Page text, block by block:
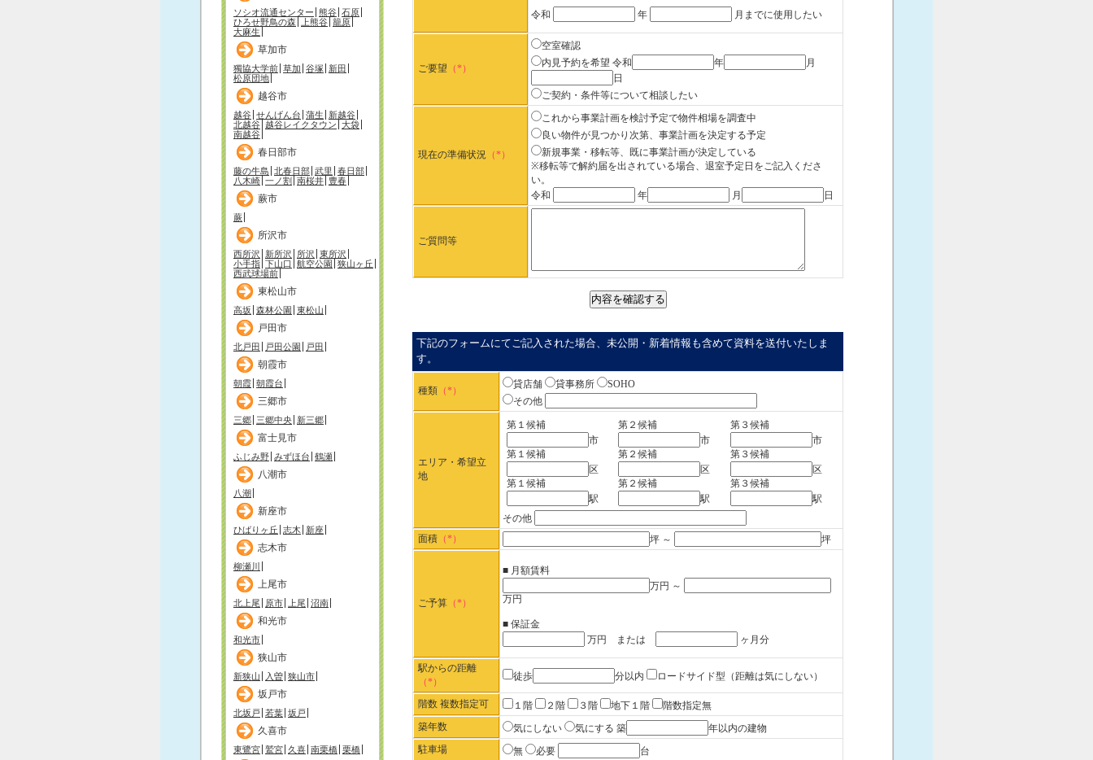
ソシオ流通センター 熊谷 石原
ひろせ野鳥の森
上熊谷 籠原
大麻生
草加市
獨協大学前 草加 谷塚
新田
松原団地
越谷市
越谷 せんげん台 蒲生
新越谷
北越谷 越谷レイクタウン 大袋
南越谷
春日部市
藤の牛島 北春日部 武里 春日部
八木崎 一ノ割 南桜井 豊春
蕨市
蕨
所沢市
西所沢 新所沢 所沢 東所沢
小手指 下山口 航空公園
狭山ヶ丘
西武球場前
東松山市
高坂 森林公園 東松山
戸田市
北戸田 戸田公園 戸田
朝霞市
朝霞 朝霞台
三郷市
三郷 三郷中央 新三郷
富士見市
ふじみ野 みずほ台 鶴瀬
八潮市
八潮
新座市
ひばりヶ丘 志木 新座
志木市
柳瀬川
上尾市
北上尾 原市 上尾 沼南
和光市
和光市
狭山市
新狭山 入曽 狭山市
坂戸市
北坂戸 若葉 坂戸
久喜市
東鷺宮 鷲宮 久喜 南栗橋 栗橋
令和 年 月までに使用したい
ご要望 （*）
空室確認
内見予約を希望 令和 年
月
日
ご契約・条件等について相談したい
現在の準備状況 （*）
これから事業計画を検討予定で物件相場を調査中
良い物件が見つかり次第、事業計画を決定する予定
新規事業・移転等、既に事業計画が決定している
※移転等で解約届を出されている場合、退室予定日をご記入くださ
い。
令和
年 月 日
ご質問等
下記のフォームにてご記入された場合、未公開・新着情報も含めて資料を送付いたしま
す。
種類 （*）
貸店舗 貸事務所
SOHO
その他
エリア・希望立
地
第１候補
市
第１候補
区
第１候補
駅
第２候補
市
第２候補
区
第２候補
駅
第３候補
市
第３候補
区
第３候補
駅
その他
面積 （*） 坪 ～ 坪
ご予算 （*）
■ 月額賃料
万円 ～
万円
■ 保証金
万円 または
ヶ月分
駅からの距離
（*）
徒歩 分以内 ロードサイド型（距離は気にしない）
階数 複数指定可 １階 ２階 ３階 地下１階
階数指定無
築年数
気にしない 気にする 築
年以内の建物
駐車場
無 必要 台